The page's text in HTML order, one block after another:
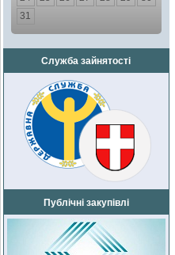
31
Служба зайнятості
Публічні закупівлі